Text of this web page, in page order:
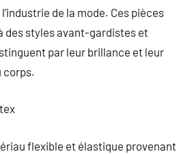
de la mode. Ces pièces
des styles avant-gardistes et
par leur brillance et leur
corps.
flexible et élastique provenant